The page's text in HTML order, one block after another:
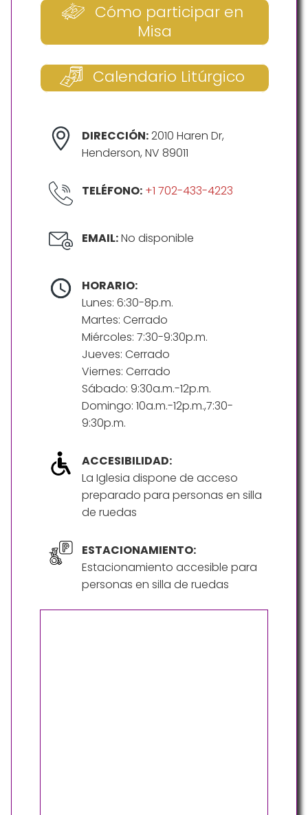
Cómo participar en
Misa
Calendario Litúrgico
DIRECCIÓN:2010 Haren Dr,
Henderson, NV 89011
TELÉFONO: +1 702-433-4223
EMAIL:No disponible
HORARIO:
Lunes: 6:30-8p.m.
Martes: Cerrado
Miércoles: 7:30-9:30p.m.
Jueves: Cerrado
Viernes: Cerrado
Sábado: 9:30a.m.-12p.m.
Domingo: 10a.m.-12p.m.,7:30-
9:30p.m.
ACCESIBILIDAD:
La Iglesia dispone de acceso
preparado para personas en silla
de ruedas
ESTACIONAMIENTO:
Estacionamiento accesible para
personas en silla de ruedas